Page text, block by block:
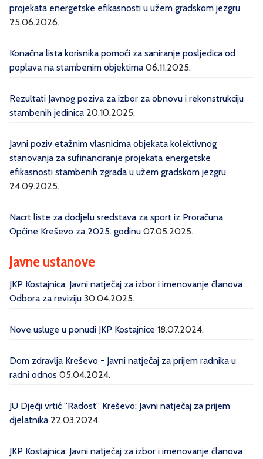
projekata energetske efikasnosti u užem gradskom jezgru
25.06.2026.
Konačna lista korisnika pomoći za saniranje posljedica od
poplava na stambenim objektima 06.11.2025.
Rezultati Javnog poziva za izbor za obnovu i rekonstrukciju
stambenih jedinica 20.10.2025.
Javni poziv etažnim vlasnicima objekata kolektivnog
stanovanja za sufinanciranje projekata energetske
efikasnosti stambenih zgrada u užem gradskom jezgru
24.09.2025.
Nacrt liste za dodjelu sredstava za sport iz Proračuna
Općine Kreševo za 2025. godinu 07.05.2025.
Javne ustanove
JKP Kostajnica: Javni natječaj za izbor i imenovanje članova
Odbora za reviziju 30.04.2025.
Nove usluge u ponudi JKP Kostajnice 18.07.2024.
Dom zdravlja Kreševo - Javni natječaj za prijem radnika u
radni odnos 05.04.2024.
JU Dječji vrtić ''Radost'' Kreševo: Javni natječaj za prijem
djelatnika 22.03.2024.
JKP Kostajnica: Javni natječaj za izbor i imenovanje članova